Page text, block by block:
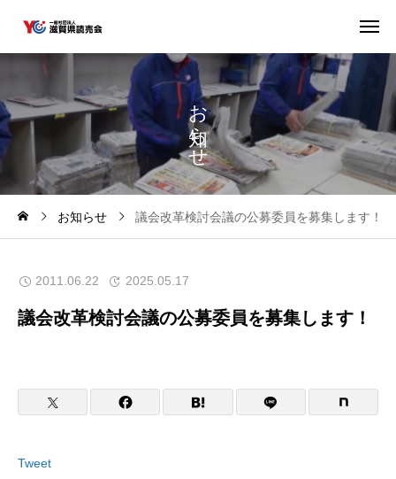
お
ら
せ
お知らせ 議会改革検討会議の公募委員を募集します！
2011.06.22 2025.05.17
議会改革検討会議の公募委員を募集します！
Tweet